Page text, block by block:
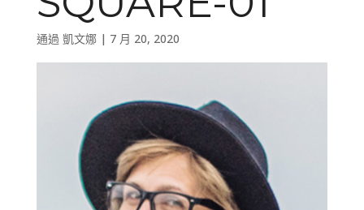
通過 凱文娜| 7 月 20, 2020